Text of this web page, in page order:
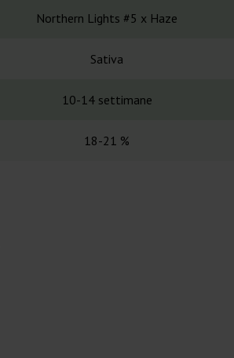
Northern Lights #5 x Haze
Sativa
10-14 settimane
18-21 %